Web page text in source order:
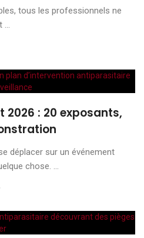
tous les professionnels ne
...
2026 : 20 exposants,
déplacer sur un événement
chose. ...